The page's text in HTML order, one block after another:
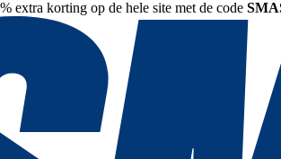
extra korting op de hele site met de code